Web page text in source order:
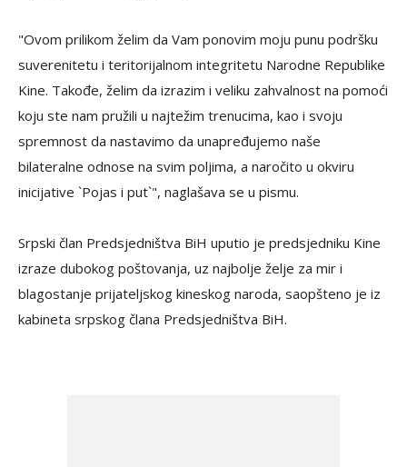
"Ovom prilikom želim da Vam ponovim moju punu podršku
suverenitetu i teritorijalnom integritetu Narodne Republike
Kine. Takođe, želim da izrazim i veliku zahvalnost na pomoći
koju ste nam pružili u najtežim trenucima, kao i svoju
spremnost da nastavimo da unapređujemo naše
bilateralne odnose na svim poljima, a naročito u okviru
inicijative `Pojas i put`", naglašava se u pismu.
Srpski član Predsjedništva BiH uputio je predsjedniku Kine
izraze dubokog poštovanja, uz najbolje želje za mir i
blagostanje prijateljskog kineskog naroda, saopšteno je iz
kabineta srpskog člana Predsjedništva BiH.